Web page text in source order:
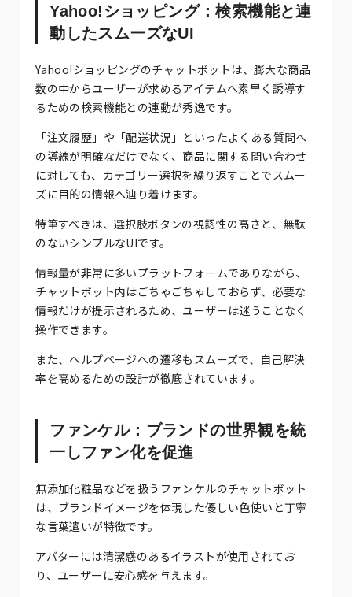
Yahoo!ショッピング：検索機能と連
動したスムーズなUI
Yahoo!ショッピングのチャットボットは、膨大な商品
数の中からユーザーが求めるアイテムへ素早く誘導す
るための検索機能との連動が秀逸です。
「注文履歴」や「配送状況」といったよくある質問へ
の導線が明確なだけでなく、商品に関する問い合わせ
に対しても、カテゴリー選択を繰り返すことでスムー
ズに目的の情報へ辿り着けます。
特筆すべきは、選択肢ボタンの視認性の高さと、無駄
のないシンプルなUIです。
情報量が非常に多いプラットフォームでありながら、
チャットボット内はごちゃごちゃしておらず、必要な
情報だけが提示されるため、ユーザーは迷うことなく
操作できます。
また、ヘルプページへの遷移もスムーズで、自己解決
率を高めるための設計が徹底されています。
ファンケル：ブランドの世界観を統
一しファン化を促進
無添加化粧品などを扱うファンケルのチャットボット
は、ブランドイメージを体現した優しい色使いと丁寧
な言葉遣いが特徴です。
アバターには清潔感のあるイラストが使用されてお
り、ユーザーに安心感を与えます。